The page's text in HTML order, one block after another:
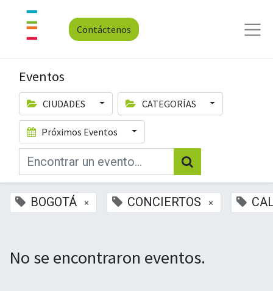
Contáctenos
Eventos
CIUDADES CATEGORÍAS
Próximos Eventos
BOGOTÁ × CONCIERTOS ×
No se encontraron eventos.